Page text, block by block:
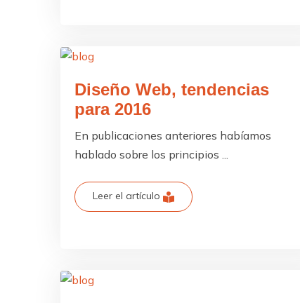
Diseño Web, tendencias
para 2016
En publicaciones anteriores habíamos
hablado sobre los principios ...
Leer el artículo